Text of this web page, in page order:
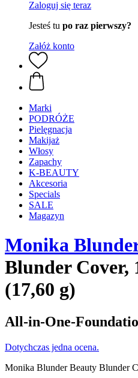
Zaloguj się teraz
Jesteś tu po raz pierwszy?
Załóż konto
Marki
PODRÓŻE
Pielęgnacja
Makijaż
Włosy
Zapachy
K-BEAUTY
Akcesoria
Specials
SALE
Magazyn
Monika
Blunder Cover,
(17,60 g)
All-in-One-
Dotychczas jedna ocena.
Monika Blunder Beauty Blunder